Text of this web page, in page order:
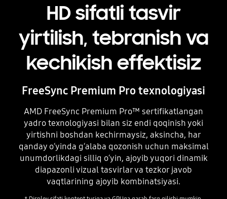
HD sifatli tasvir
yirtilish, tebranish va
kechikish effektisiz
FreeSync Premium Pro texnologiyasi
AMD FreeSync Premium Pro™ sertifikatlangan
yadro texnologiyasi bilan siz endi qoqinish yoki
yirtishni boshdan kechirmaysiz, aksincha, har
qanday oʻyinda gʻalaba qozonish uchun maksimal
unumdorlikdagi silliq oʻyin, ajoyib yuqori dinamik
diapazonli vizual tasvirlar va tezkor javob
vaqtlarining ajoyib kombinatsiyasi.